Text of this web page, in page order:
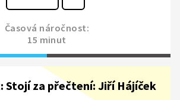
Časová náročnost:
15 minut
Stojí za přečtení: Jiří Hájíček